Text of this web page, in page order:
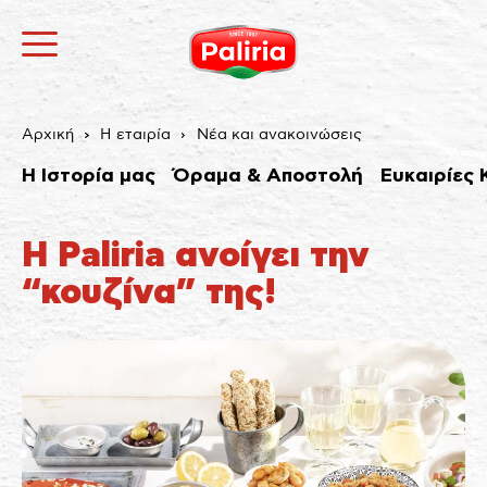
Αρχική Η εταιρία Νέα και ανακοινώσεις
Η Ιστορία μας Όραμα & Αποστολή Ευκαιρίες
H Paliria ανοίγει την
“κουζίνα” της!
Τα cookies είναι μικρά αρχεία κειμένου που
χρησιμοποιούνται από τους δικτυακούς τόπους για να
κάνουν την εμπειρία του χρήστη πιο αποτελεσματική.
Ο νόμος αναφέρει ότι μπορούμε να αποθηκεύσουμε
τα cookies στη συσκευή σας, εφόσον είναι απολύτως
αναγκαία για τη λειτουργία αυτής της ιστοσελίδας.
Για όλους τους άλλους τύπους cookies χρειαζόμαστε
την άδειά σας.